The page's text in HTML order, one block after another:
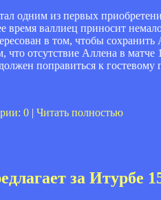
одним из первых
время валлиец приносит
в том, чтобы
что отсутствие Аллена в
поправиться к
0 | Читать полностью
за Итурбе